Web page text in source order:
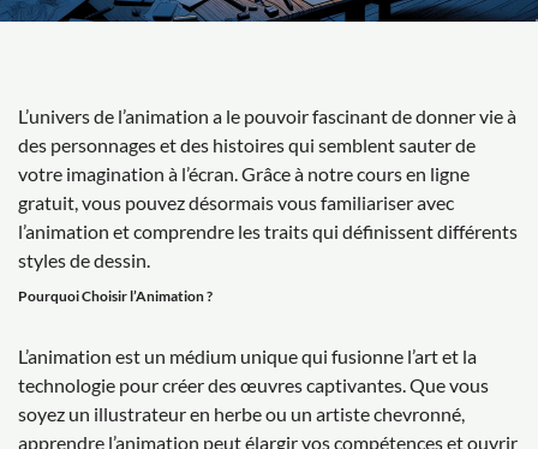
L’univers de l’animation a le pouvoir fascinant de donner vie à
des personnages et des histoires qui semblent sauter de
votre imagination à l’écran. Grâce à notre cours en ligne
gratuit, vous pouvez désormais vous familiariser avec
l’animation et comprendre les traits qui définissent différents
styles de dessin.
Pourquoi Choisir l’Animation ?
L’animation est un médium unique qui fusionne l’art et la
technologie pour créer des œuvres captivantes. Que vous
soyez un illustrateur en herbe ou un artiste chevronné,
apprendre l’animation peut élargir vos compétences et ouvrir